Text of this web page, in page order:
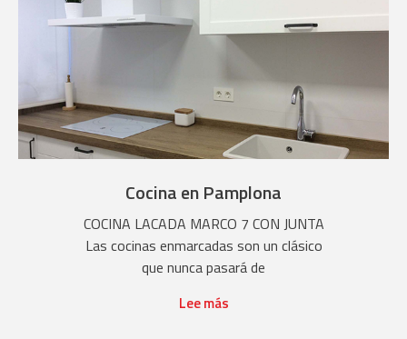
Cocina en Pamplona
COCINA LACADA MARCO 7 CON JUNTA
Las cocinas enmarcadas son un clásico
que nunca pasará de
Lee más